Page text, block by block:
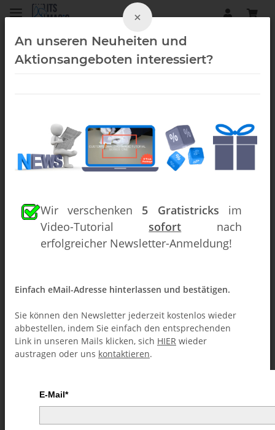
eBooks (Downloads)
×
An unseren Neuheiten und
Aktionsangeboten interessiert?
Wir verschenken 5 Gratistricks im
Video-Tutorial sofort nach
erfolgreicher Newsletter-Anmeldung!
Einfach eMail-Adresse hinterlassen und bestätigen.
Sie können den Newsletter jederzeit kostenlos wieder
abbestellen, indem Sie einfach den entsprechenden
Link in unseren Mails klicken, sich HIER wieder
austragen oder uns kontaktieren.
E-Mail*